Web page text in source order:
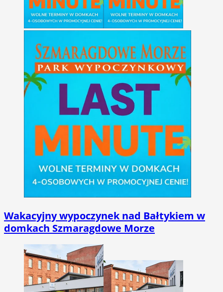
Wakacyjny wypoczynek nad Bałtykiem w
domkach Szmaragdowe Morze